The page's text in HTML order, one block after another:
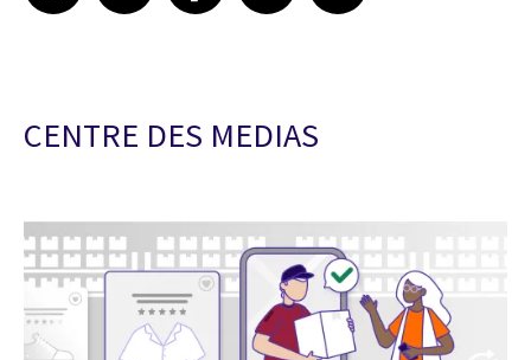
CENTRE DES MEDIAS